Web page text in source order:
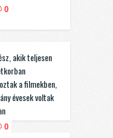
0
akik teljesen
a filmekben,
évesek voltak
0